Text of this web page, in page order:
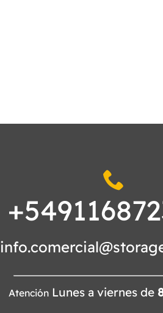
Atención Lunes a viernes de